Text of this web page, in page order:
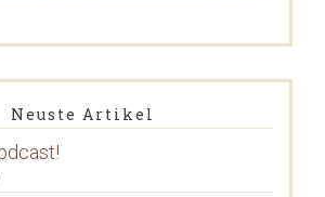
Neuste Artikel